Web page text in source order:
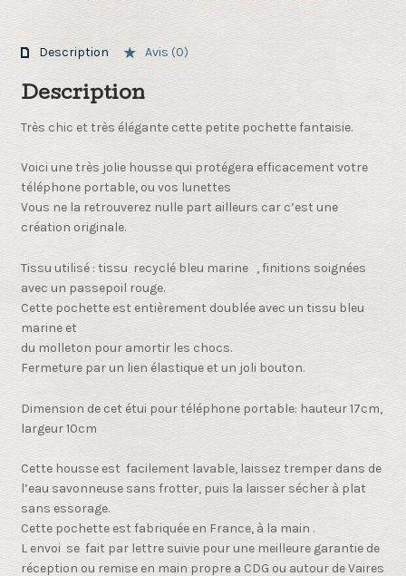
bleu
recycle
Description Avis (0)
Description
Très chic et très élégante cette petite pochette fantaisie.
Voici une très jolie housse qui protégera efficacement votre
téléphone portable, ou vos lunettes
Vous ne la retrouverez nulle part ailleurs car c’est une
création originale.
Tissu utilisé : tissu recyclé bleu marine , finitions soignées
avec un passepoil rouge.
Cette pochette est entièrement doublée avec un tissu bleu
marine et
du molleton pour amortir les chocs.
Fermeture par un lien élastique et un joli bouton.
Dimension de cet étui pour téléphone portable: hauteur 17cm,
largeur 10cm
Cette housse est facilement lavable, laissez tremper dans de
l’eau savonneuse sans frotter, puis la laisser sécher à plat
sans essorage.
Cette pochette est fabriquée en France, à la main .
L envoi se fait par lettre suivie pour une meilleure garantie de
réception ou remise en main propre a CDG ou autour de Vaires